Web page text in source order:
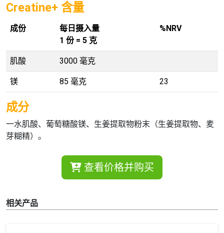
Creatine+ 含量
成份
每日摄入量
1 份 = 5 克
%NRV
肌酸 3000 毫克
镁 85 毫克 23
成分
一水肌酸、葡萄糖酸镁、生姜提取物粉末（生姜提取物、麦
芽糊精）。
查看价格并购买
相关产品